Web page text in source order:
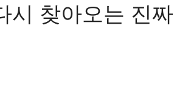
시 찾아오는 진짜